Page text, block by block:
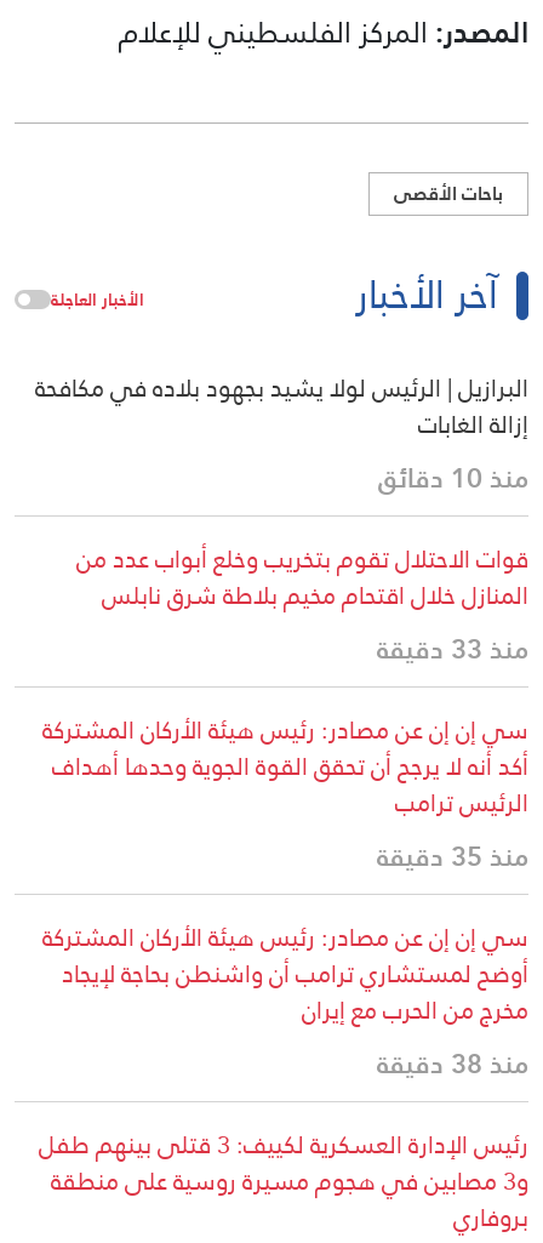
المصدر: المركز الفلسطيني للإعلام
باحات الأقصى
آخر الأخبار الأخبار العاجلة
البرازيل | الرئيس لولا يشيد بجهود بلاده في مكافحة
إزالة الغابات
منذ 10 دقائق
قوات الاحتلال تقوم بتخريب وخلع أبواب عدد من
المنازل خلال اقتحام مخيم بلاطة شرق نابلس
منذ 33 دقيقة
سي إن إن عن مصادر: رئيس هيئة الأركان المشتركة
أكد أنه لا يرجح أن تحقق القوة الجوية وحدها أهداف
الرئيس ترامب
منذ 35 دقيقة
سي إن إن عن مصادر: رئيس هيئة الأركان المشتركة
أوضح لمستشاري ترامب أن واشنطن بحاجة لإيجاد
مخرج من الحرب مع إيران
منذ 38 دقيقة
رئيس الإدارة العسكرية لكييف: 3 قتلى بينهم طفل
و3 مصابين في هجوم مسيرة روسية على منطقة
بروفاري